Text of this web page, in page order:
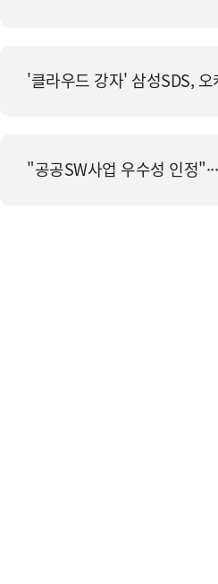
'클라우드 강자' 삼성SDS,
"공공SW사업 우수성 인정